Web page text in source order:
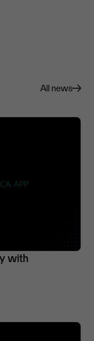
All news
with